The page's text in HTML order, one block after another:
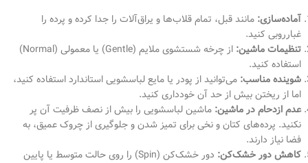
آماده‌سازی: مانند قبل، تمام قلاب‌ها و یراق‌آلات را جدا کرده و پرده را
غبارروبی کنید.
تنظیمات ماشین:
از چرخه شستشوی ملایم (Gentle) یا معمولی (Normal)
استفاده کنید.
شوینده مناسب: می‌توانید از پودر یا مایع لباسشویی استاندارد استفاده کنید،
اما از ریختن بیش از حد آن خودداری کنید.
عدم ازدحام در ماشین: ماشین لباسشویی را بیش از نصف ظرفیت آن پر
نکنید. پرده‌های کتان و نخی برای تمیز شدن و جلوگیری از چروک عمیق، به
فضا نیاز دارند.
کاهش دور خشک‌کن:
دور خشک‌کن (Spin) را روی حالت متوسط یا پایین